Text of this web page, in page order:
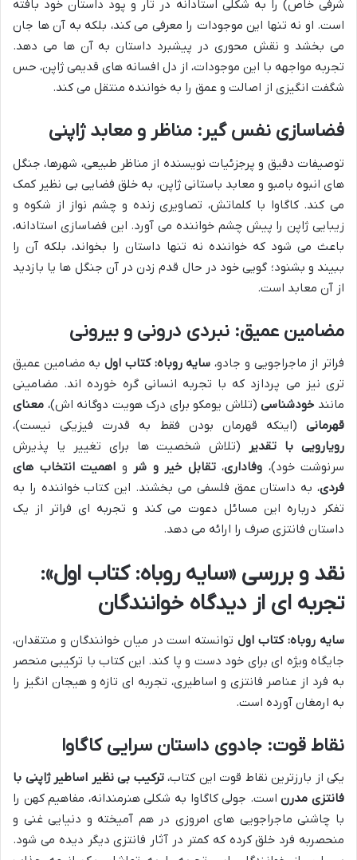
شرفی خاص) را به شکلی استادانه در تار و پود داستان خود بافته
است. او نه تنها این موجودات را معرفی می کند، بلکه به آن ها جان
می بخشد و نقش محوری در پیشبرد داستان به آن ها می دهد.
تجربه مواجهه با این موجودات، از دل افسانه های قدیمی ژاپن، حس
شگفت انگیزی از اصالت و عمق را به خواننده منتقل می کند.
فضاسازی نفس گیر: مناظر و معابد ژاپنی
توصیفات دقیق و پرجزئیات نویسنده از مناظر طبیعی، شهرها، جنگل
های انبوه بامبو و معابد باستانی ژاپن، به خلق فضایی بی نظیر کمک
می کند. کاگاوا با کلماتش، تصاویری زنده و چشم نواز از شکوه و
زیبایی ژاپن را پیش چشم خواننده می آورد. این فضاسازی استادانه،
باعث می شود که خواننده نه تنها داستان را بخواند، بلکه آن را
ببیند و بشنود؛ گویی خود در حال قدم زدن در آن جنگل ها یا بازدید
از آن معابد است.
مضامین عمیق: نبردی درونی و بیرونی
فراتر از ماجراجویی و جادو، سایه روباه: کتاب اولبه مضامین عمیق
تری نیز می پردازد که با تجربه انسانی گره خورده اند. مضامینی
مانند خودشناسی(تلاش یومکو برای درک هویت دوگانه اش)، معنای
قهرمانی (اینکه قهرمان بودن فقط به قدرت فیزیکی نیست)،
رویارویی با تقدیر
(تلاش شخصیت ها برای تغییر یا پذیرش
سرنوشت خود)، وفاداری،تقابل خیر و شر و اهمیت انتخاب های
فردی، به داستان عمق فلسفی می بخشند. این کتاب خواننده را به
تفکر درباره این مسائل دعوت می کند و تجربه ای فراتر از یک
داستان فانتزی صرف را ارائه می دهد.
نقد و بررسی «سایه روباه: کتاب اول»:
تجربه ای از دیدگاه خوانندگان
سایه روباه: کتاب اولتوانسته است در میان خوانندگان و منتقدان،
جایگاه ویژه ای برای خود دست و پا کند. این کتاب با ترکیبی منحصر
به فرد از عناصر فانتزی و اساطیری، تجربه ای تازه و هیجان انگیز را
به ارمغان آورده است.
نقاط قوت: جادوی داستان سرایی کاگاوا
یکی از بارزترین نقاط قوت این کتاب،ترکیب بی نظیر اساطیر ژاپنی با
فانتزی مدرناست. جولی کاگاوا به شکلی هنرمندانه، مفاهیم کهن را
با چاشنی ماجراجویی های امروزی در هم آمیخته و دنیایی غنی و
منحصربه فرد خلق کرده که کمتر در آثار فانتزی دیگر دیده می شود.